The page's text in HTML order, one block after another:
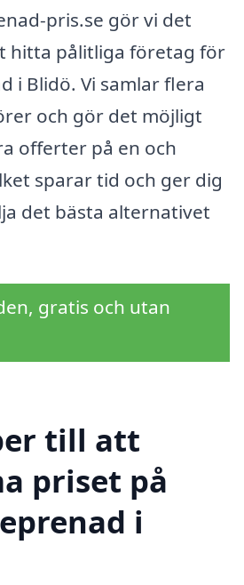
pris.se gör vi det
hitta pålitliga företag för
i Blidö. Vi samlar flera
och gör det möjligt
offerter på en och
sparar tid och ger dig
det bästa alternativet
gratis och utan
till att
priset på
i